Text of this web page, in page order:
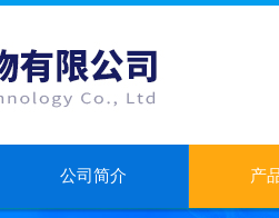
公司简介 产